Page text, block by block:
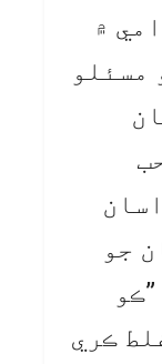
۾
مسئلو
جو
ڪري